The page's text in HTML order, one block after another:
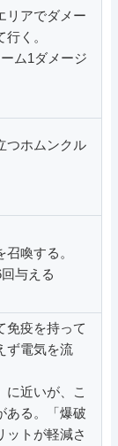
リアでダメー
く。
ム1ダメージ
つホムンクル
喚する。
与える
免疫を持って
ず電気を流
に近いが、こ
ある。「爆破
ットが軽減さ